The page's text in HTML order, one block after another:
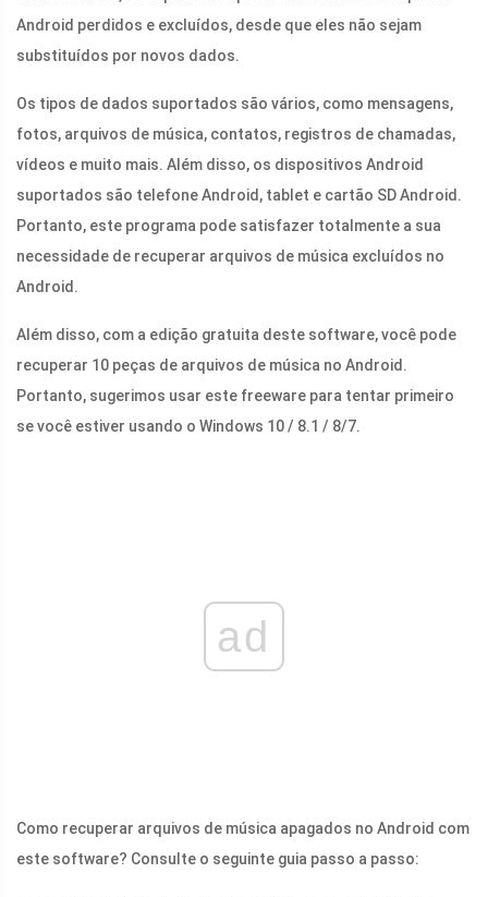
Android perdidos e excluídos, desde que eles não sejam
substituídos por novos dados.
Os tipos de dados suportados são vários, como mensagens,
fotos, arquivos de música, contatos, registros de chamadas,
vídeos e muito mais. Além disso, os dispositivos Android
suportados são telefone Android, tablet e cartão SD Android.
Portanto, este programa pode satisfazer totalmente a sua
necessidade de recuperar arquivos de música excluídos no
Android.
Além disso, com a edição gratuita deste software, você pode
recuperar 10 peças de arquivos de música no Android.
Portanto, sugerimos usar este freeware para tentar primeiro
se você estiver usando o Windows 10 / 8.1 / 8/7.
ad
Como recuperar arquivos de música apagados no Android com
este software? Consulte o seguinte guia passo a passo: